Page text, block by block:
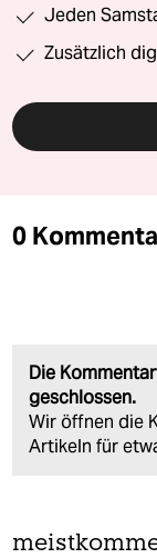
Jeden
Zusätzlich
0
Die
geschlossen.
Wir öffnen die
Artikeln für